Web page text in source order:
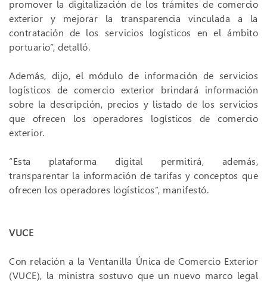
promover la digitalización de los trámites de comercio
exterior y mejorar la transparencia vinculada a la
contratación de los servicios logísticos en el ámbito
portuario”, detalló.
Además, dijo, el módulo de información de servicios
logísticos de comercio exterior brindará información
sobre la descripción, precios y listado de los servicios
que ofrecen los operadores logísticos de comercio
exterior.
“Esta plataforma digital permitirá, además,
transparentar la información de tarifas y conceptos que
ofrecen los operadores logísticos”, manifestó.
VUCE
Con relación a la Ventanilla Única de Comercio Exterior
(VUCE), la ministra sostuvo que un nuevo marco legal